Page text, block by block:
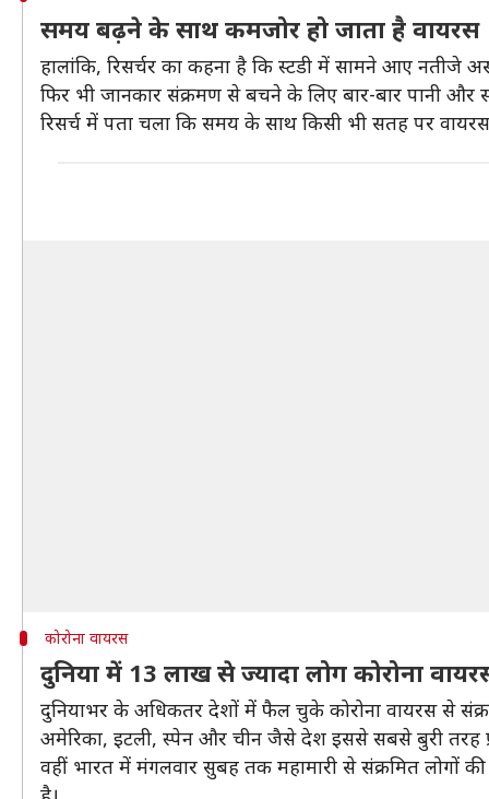
समय बढ़ने के साथ कमजोर हो जाता है वायरस
हालांकि, रिसर्चर का कहना है कि स्टडी में सामने आए नतीजे
फिर भी जानकार संक्रमण से बचने के लिए बार-बार पानी और
रिसर्च में पता चला कि समय के साथ किसी भी सतह पर
कोरोना वायरस
दुनिया में 13 लाख से ज्यादा लोग कोरोना
दुनियाभर के अधिकतर देशों में फैल चुके कोरोना वायरस से
अमेरिका, इटली, स्पेन और चीन जैसे देश इससे सबसे बुरी तरह
वहीं भारत में मंगलवार सुबह तक महामारी से संक्रमित लोगों